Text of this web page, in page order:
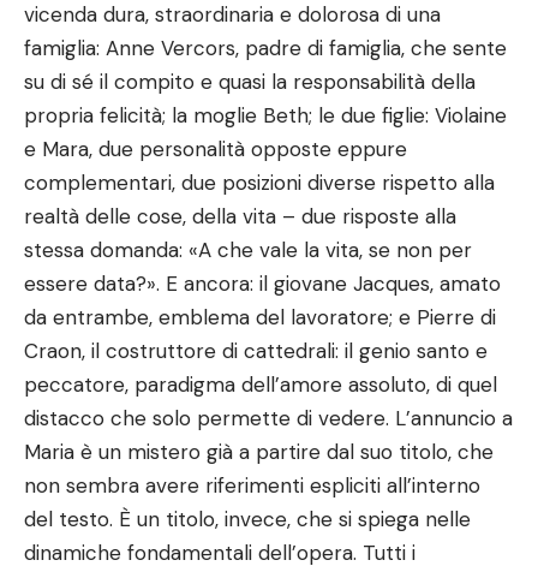
vicenda dura, straordinaria e dolorosa di una
famiglia: Anne Vercors, padre di famiglia, che sente
su di sé il compito e quasi la responsabilità della
propria felicità; la moglie Beth; le due figlie: Violaine
e Mara, due personalità opposte eppure
complementari, due posizioni diverse rispetto alla
realtà delle cose, della vita – due risposte alla
stessa domanda: «A che vale la vita, se non per
essere data?». E ancora: il giovane Jacques, amato
da entrambe, emblema del lavoratore; e Pierre di
Craon, il costruttore di cattedrali: il genio santo e
peccatore, paradigma dell’amore assoluto, di quel
distacco che solo permette di vedere. L’annuncio a
Maria è un mistero già a partire dal suo titolo, che
non sembra avere riferimenti espliciti all’interno
del testo. È un titolo, invece, che si spiega nelle
dinamiche fondamentali dell’opera. Tutti i